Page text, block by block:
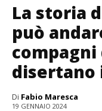
La storia
può
compagni
disertano
Di Fabio Maresca
19 GENNAIO 2024